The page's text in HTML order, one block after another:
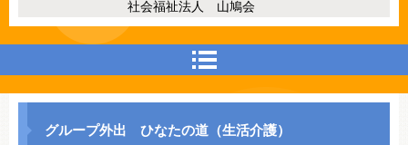
社会福祉法人 山鳩会
グループ外出 ひなたの道（生活介護）